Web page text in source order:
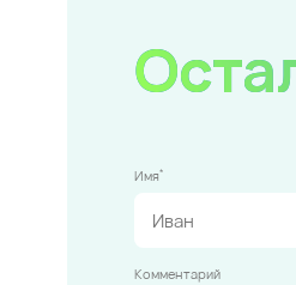
Имя*
Комментарий